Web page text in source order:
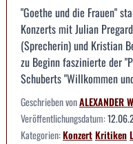
"Goethe und die Frauen"
Konzerts mit Julian
(Sprecherin) und Kristian
zu Beginn faszinierte der
Schuberts "Willkommen
Geschrieben vonALEXANDER
Veröffentlichungsdatum:
Kategorien:KonzertKritiken